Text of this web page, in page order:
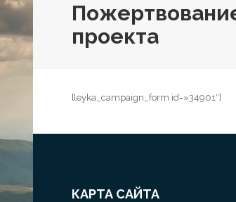
проекта
[leyka_campaign_form id=»34901″]
КАРТА САЙТА